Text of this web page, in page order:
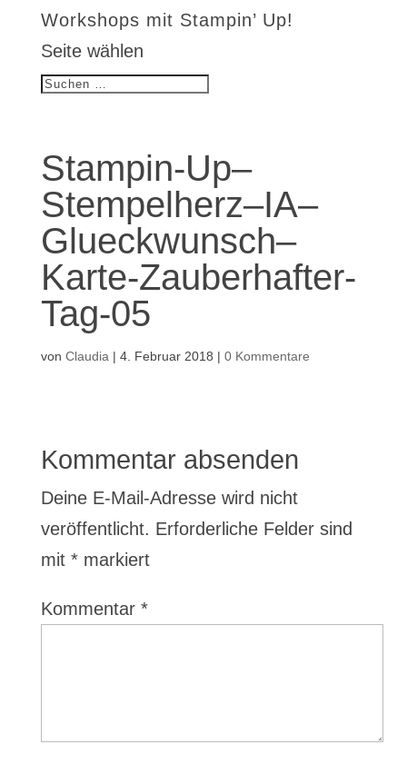
Workshops mit Stampin’ Up!
Seite wählen
Stampin-Up–
Stempelherz–IA–
Glueckwunsch–
Karte-Zauberhafter-
Tag-05
von Claudia | 4. Februar 2018 | 0 Kommentare
Kommentar absenden
Deine E-Mail-Adresse wird nicht
veröffentlicht. Erforderliche Felder sind
mit *markiert
Kommentar *